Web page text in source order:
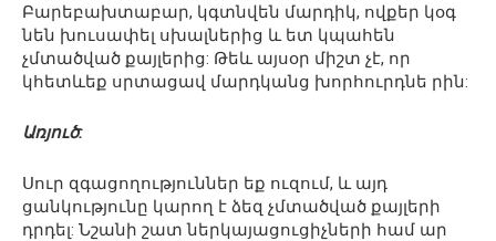
Բարեբախտաբար, կգտնվեն մարդիկ, ովքեր կօգ
նեն խուսափել սխալներից և ետ կպահեն
չմտածված քայլերից: Թեև այսօր միշտ չէ, որ
կհետևեք սրտացավ մարդկանց խորհուրդնե րին:
Առյուծ:
Սուր զգացողություններ եք ուզում, և այդ
ցանկությունը կարող է ձեզ չմտածված քայլերի
դրդել: Նշանի շատ ներկայացուցիչների համ ար